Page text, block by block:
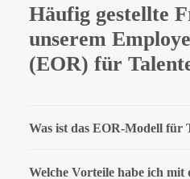
Häufig gestellte
unserem
(EOR) für
Was ist das EOR-Modell für
Welche Vorteile habe ich mit